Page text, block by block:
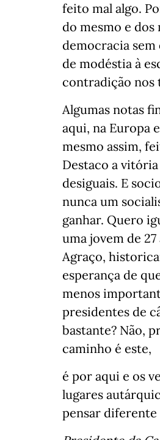
feito mal algo.
do mesmo e dos
democracia
de modéstia à
contradição nos
Algumas notas
aqui, na Europa
mesmo assim,
Destaco a vitória
desiguais. E
nunca um
ganhar. Quero
uma jovem de
Agraço,
esperança de
menos
presidentes de
bastante? Não,
caminho é este,
é por aqui e os
lugares
pensar diferente